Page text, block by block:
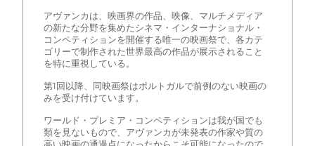
アヴァンカは、映画界の作品、映像、マルチメディア
の新たな分野を集めたシネマ・インターナショナル・
コンペティションを開催する唯一の映画祭で、各カテ
ゴリーで制作された世界最高の作品が展示されること
を特に重視している。
第1回以降、同映画祭はポルトガルで前例のない映画の
みを受け付けています。
ワールド・プレミア・コンペティションは我が国でも
類を見ないもので、アヴァンカが未発表の作家や質の